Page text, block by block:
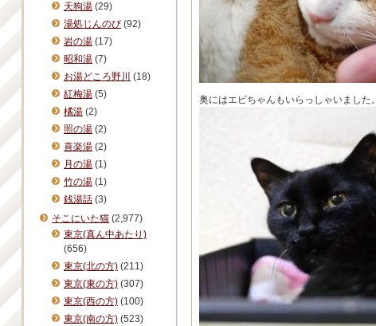
奥にはエビちゃんもいらっしゃいました。
天狗湯 (29)
湯処じんのび (92)
岩の湯 (17)
昭和湯 (7)
お湯どころ野川 (18)
紅梅湯 (5)
橘湯 (2)
照の湯 (2)
喜楽湯 (2)
月の湯 (1)
竹の湯 (1)
銭湯話 (3)
そこにいた猫 (2,977)
東京(真ん中あたり)
(656)
東京(北の方) (211)
東京(東の方) (307)
東京(西の方) (100)
東京(南の方) (523)